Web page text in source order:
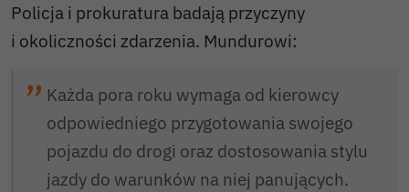
Policja i prokuratura badają przyczyny
i okoliczności zdarzenia. Mundurowi:
Każda pora roku wymaga od kierowcy
odpowiedniego przygotowania swojego
pojazdu do drogi oraz dostosowania stylu
jazdy do warunków na niej panujących.